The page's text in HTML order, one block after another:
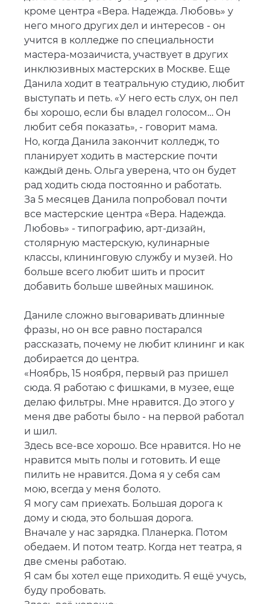
кроме центра «Вера. Надежда. Любовь» у
него много других дел и интересов - он
учится в колледже по специальности
мастера-мозаичиста, участвует в других
инклюзивных мастерских в Москве. Еще
Данила ходит в театральную студию, любит
выступать и петь. «У него есть слух, он пел
бы хорошо, если бы владел голосом… Он
любит себя показать», - говорит мама.
Но, когда Данила закончит колледж, то
планирует ходить в мастерские почти
каждый день. Ольга уверена, что он будет
рад ходить сюда постоянно и работать.
За 5 месяцев Данила попробовал почти
все мастерские центра «Вера. Надежда.
Любовь» - типографию, арт-дизайн,
столярную мастерскую, кулинарные
классы, клининговую службу и музей. Но
больше всего любит шить и просит
добавить больше швейных машинок.
Даниле сложно выговаривать длинные
фразы, но он все равно постарался
рассказать, почему не любит клининг и как
добирается до центра.
«Ноябрь, 15 ноября, первый раз пришел
сюда. Я работаю с фишками, в музее, еще
делаю фильтры. Мне нравится. До этого у
меня две работы было - на первой работал
и шил.
Здесь все-все хорошо. Все нравится. Но не
нравится мыть полы и готовить. И еще
пилить не нравится. Дома я у себя сам
мою, всегда у меня болото.
Я могу сам приехать. Большая дорога к
дому и сюда, это большая дорога.
Вначале у нас зарядка. Планерка. Потом
обедаем. И потом театр. Когда нет театра, я
две смены работаю.
Я сам бы хотел еще приходить. Я ещё учусь,
буду пробовать.